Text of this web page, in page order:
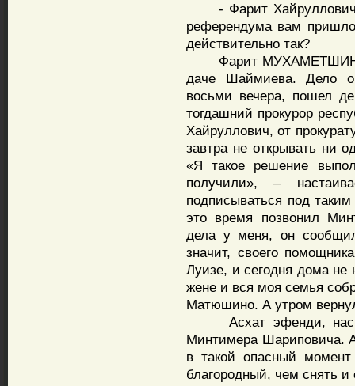
- Фарит Хайруллович,
референдума вам
действительно так?
Фарит МУХАМЕТШИН.
даче Шаймиева. Дело
восьми вечера, пошел
тогдашний прокурор
Хайруллович, от
завтра не открывать ни
«Я такое решение
получили», –
подписываться под
это время позвонил
дела у меня, он
значит, своего
Луизе, и сегодня дома не
жене и вся моя семья
Матюшино. А утром
Асхат эфенди,
Минтимера Шариповича.
в такой опасный
благородный, чем снять